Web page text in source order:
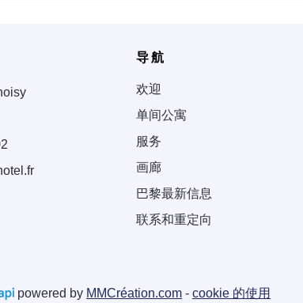
导航
欢迎
单间公寓
服务
画廊
巴黎最新信息
联系和重定向
powered by MMCréation.com - cookie 的使用